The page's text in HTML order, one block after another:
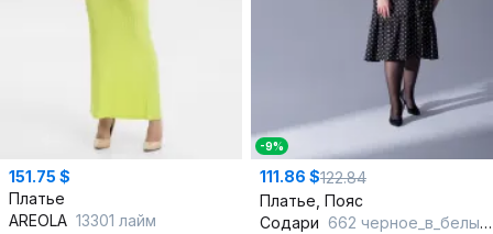
151.75 $
Платье
AREOLA 13301 лайм
-9%
111.86 $122.84
Платье, Пояс
Содари 662 черное_в_белый_горошек